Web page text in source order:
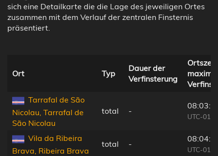
sich eine Detailkarte die die Lage des jeweiligen Ortes
zusammen mit dem Verlauf der zentralen Finsternis
präsentiert.
Ort Typ
Dauer der
Verfinsterung
Tarrafal de São
Nicolau, Tarrafal de
São Nicolau
total -
UTC-
Vila da Ribeira
Brava, Ribeira Brava
total -
UTC-